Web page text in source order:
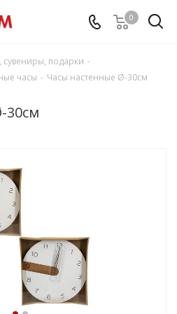
0
сувениры, подарки -
часы - Часы настенные Ø-30см
30см